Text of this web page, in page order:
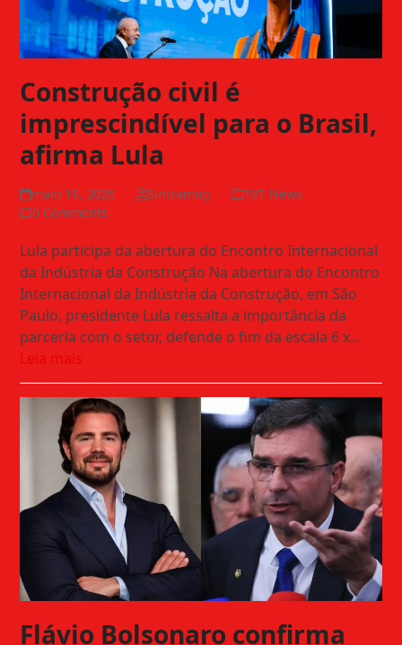
Construção civil é
imprescindível para o Brasil,
afirma Lula
maio 19, 2026 Sintramog
TVT News
0 Comments
Lula participa da abertura do Encontro Internacional
da Indústria da Construção Na abertura do Encontro
Internacional da Indústria da Construção, em São
Paulo, presidente Lula ressalta a importância da
parceria com o setor, defende o fim da escala 6 x…
Leia mais
Flávio Bolsonaro confirma